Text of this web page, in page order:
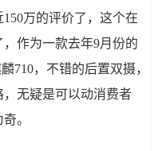
万的评价了，这个在
作为一款去年9月份的
710，不错的后置双摄，
，无疑是可以动消费者
。